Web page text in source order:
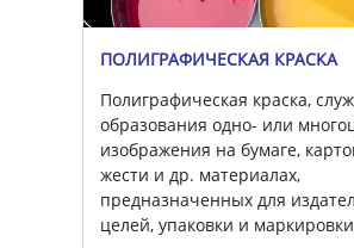
ПОЛИГРАФИЧЕСКАЯ КРАСКА
Полиграфическая краска,
образования одно- или
изображения на бумаге,
жести и др. материалах,
предназначенных для
целей, упаковки и